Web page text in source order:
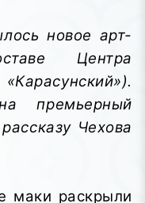
новое арт-
Центра
премьерный
Чехова
маки раскрыли